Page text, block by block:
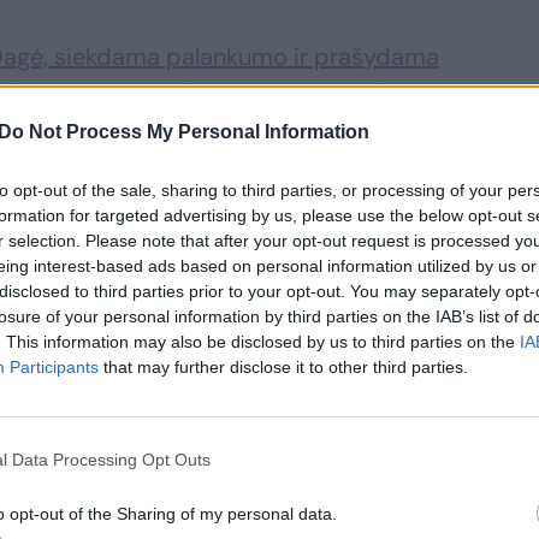
Do Not Process My Personal Information
opt-out of the sale, sharing to third parties, or processing of your
for targeted advertising by us, please use the below opt-out
selection. Please note that after your opt-out request is processed
interest-based ads based on personal information utilized by us
to third parties prior to your opt-out. You may separately
of your personal information by third parties on the IAB’s list of
This information may also be disclosed by us to third parties on the
Participants that may further disclose it to other third parties.
Data Processing Opt Outs
opt-out of the Sharing of my personal data.
siekdama palankumo ir prašydama
pramonės ir amatų rūmų vadovą
buteliu.
skyrius prėmė sprendimą jus
jį vertinate?
deklaruojamomis partijos
demokratijos principais,
grėsmę partijos reputacijai ir įnešame
liepos pradžioje partijos valdybos